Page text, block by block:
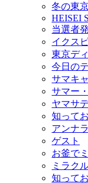
冬の東
HEISEI
当選者
イクス
東京デ
今日の
サマキ
サマー
ヤマサ
知って
アンナ
ゲスト
お釜で
ミラク
知って